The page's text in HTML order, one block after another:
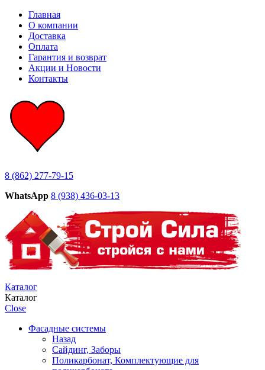
Главная
О компании
Доставка
Оплата
Гарантия и возврат
Акции и Новости
Контакты
8 (862) 277-79-15
WhatsApp 8 (938) 436-03-13
Каталог
Каталог
Close
Фасадные системы
Назад
Сайдинг, Заборы
Поликарбонат, Комплектующие для